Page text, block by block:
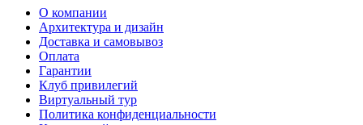
О компании
Архитектура и дизайн
Доставка и самовывоз
Оплата
Гарантии
Клуб привилегий
Виртуальный тур
Политика конфиденциальности